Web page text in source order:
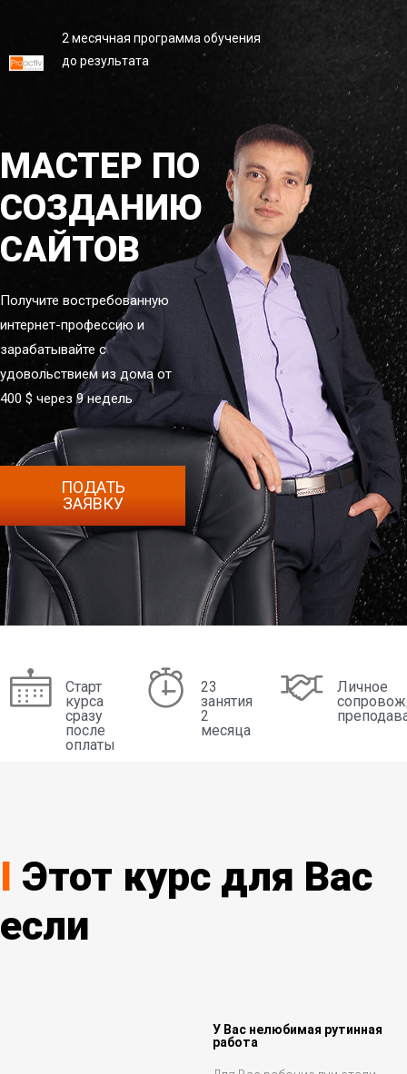
2 месячная программа обучения
до результата
МАСТЕР ПО
СОЗДАНИЮ
САЙТОВ
Получите востребованную
интернет-профессию и
зарабатывайте с
удовольствием из дома от
400 $ через 9 недель
ПОДАТЬ
ЗАЯВКУ
Старт
курса
сразу
после
оплаты
23
занятия
2
месяца
Личное
I Этот курс для Вас
если
У Вас нелюбимая рутинная
работа